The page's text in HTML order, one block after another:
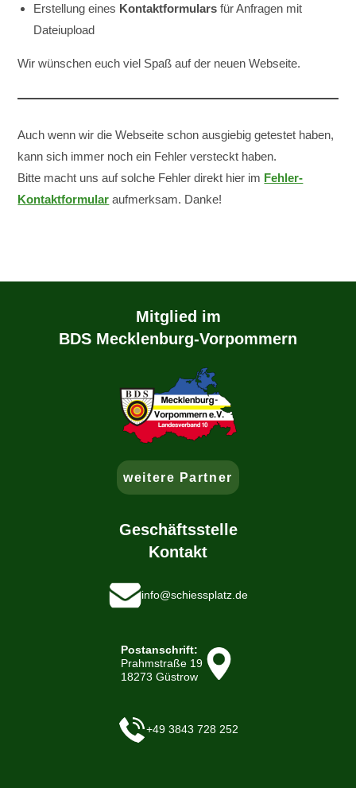
Erstellung eines Kontaktformularsfür Anfragen mit
Dateiupload
Wir wünschen euch viel Spaß auf der neuen Webseite.
Auch wenn wir die Webseite schon ausgiebig getestet haben,
kann sich immer noch ein Fehler versteckt haben.
Bitte macht uns auf solche Fehler direkt hier im Fehler-
Kontaktformular aufmerksam. Danke!
Mitglied im
BDS Mecklenburg-Vorpommern
weitere Partner
Geschäftsstelle
Kontakt
info@schiessplatz.de
Postanschrift:
Prahmstraße 19
18273 Güstrow
+49 3843 728 252